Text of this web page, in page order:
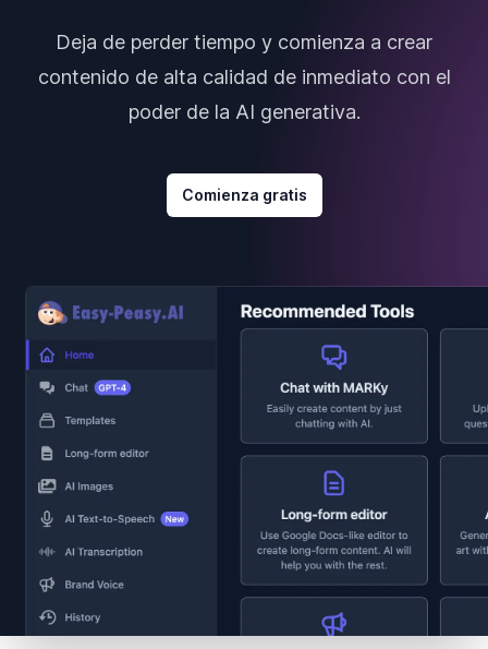
Deja de perder tiempo y comienza a crear
contenido de alta calidad de inmediato con el
poder de la AI generativa.
Comienza gratis